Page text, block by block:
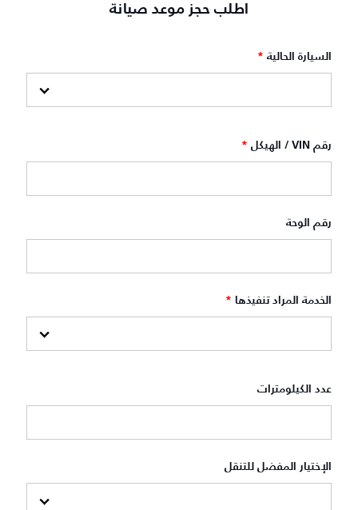
اطلب حجز موعد صيانة‎
السيارة الحالية *
رقم VIN / الهيكل *
رقم الوحة
الخدمة المراد تنفيذها *
عدد الكيلومترات
الإختيار المفضل للتنقل